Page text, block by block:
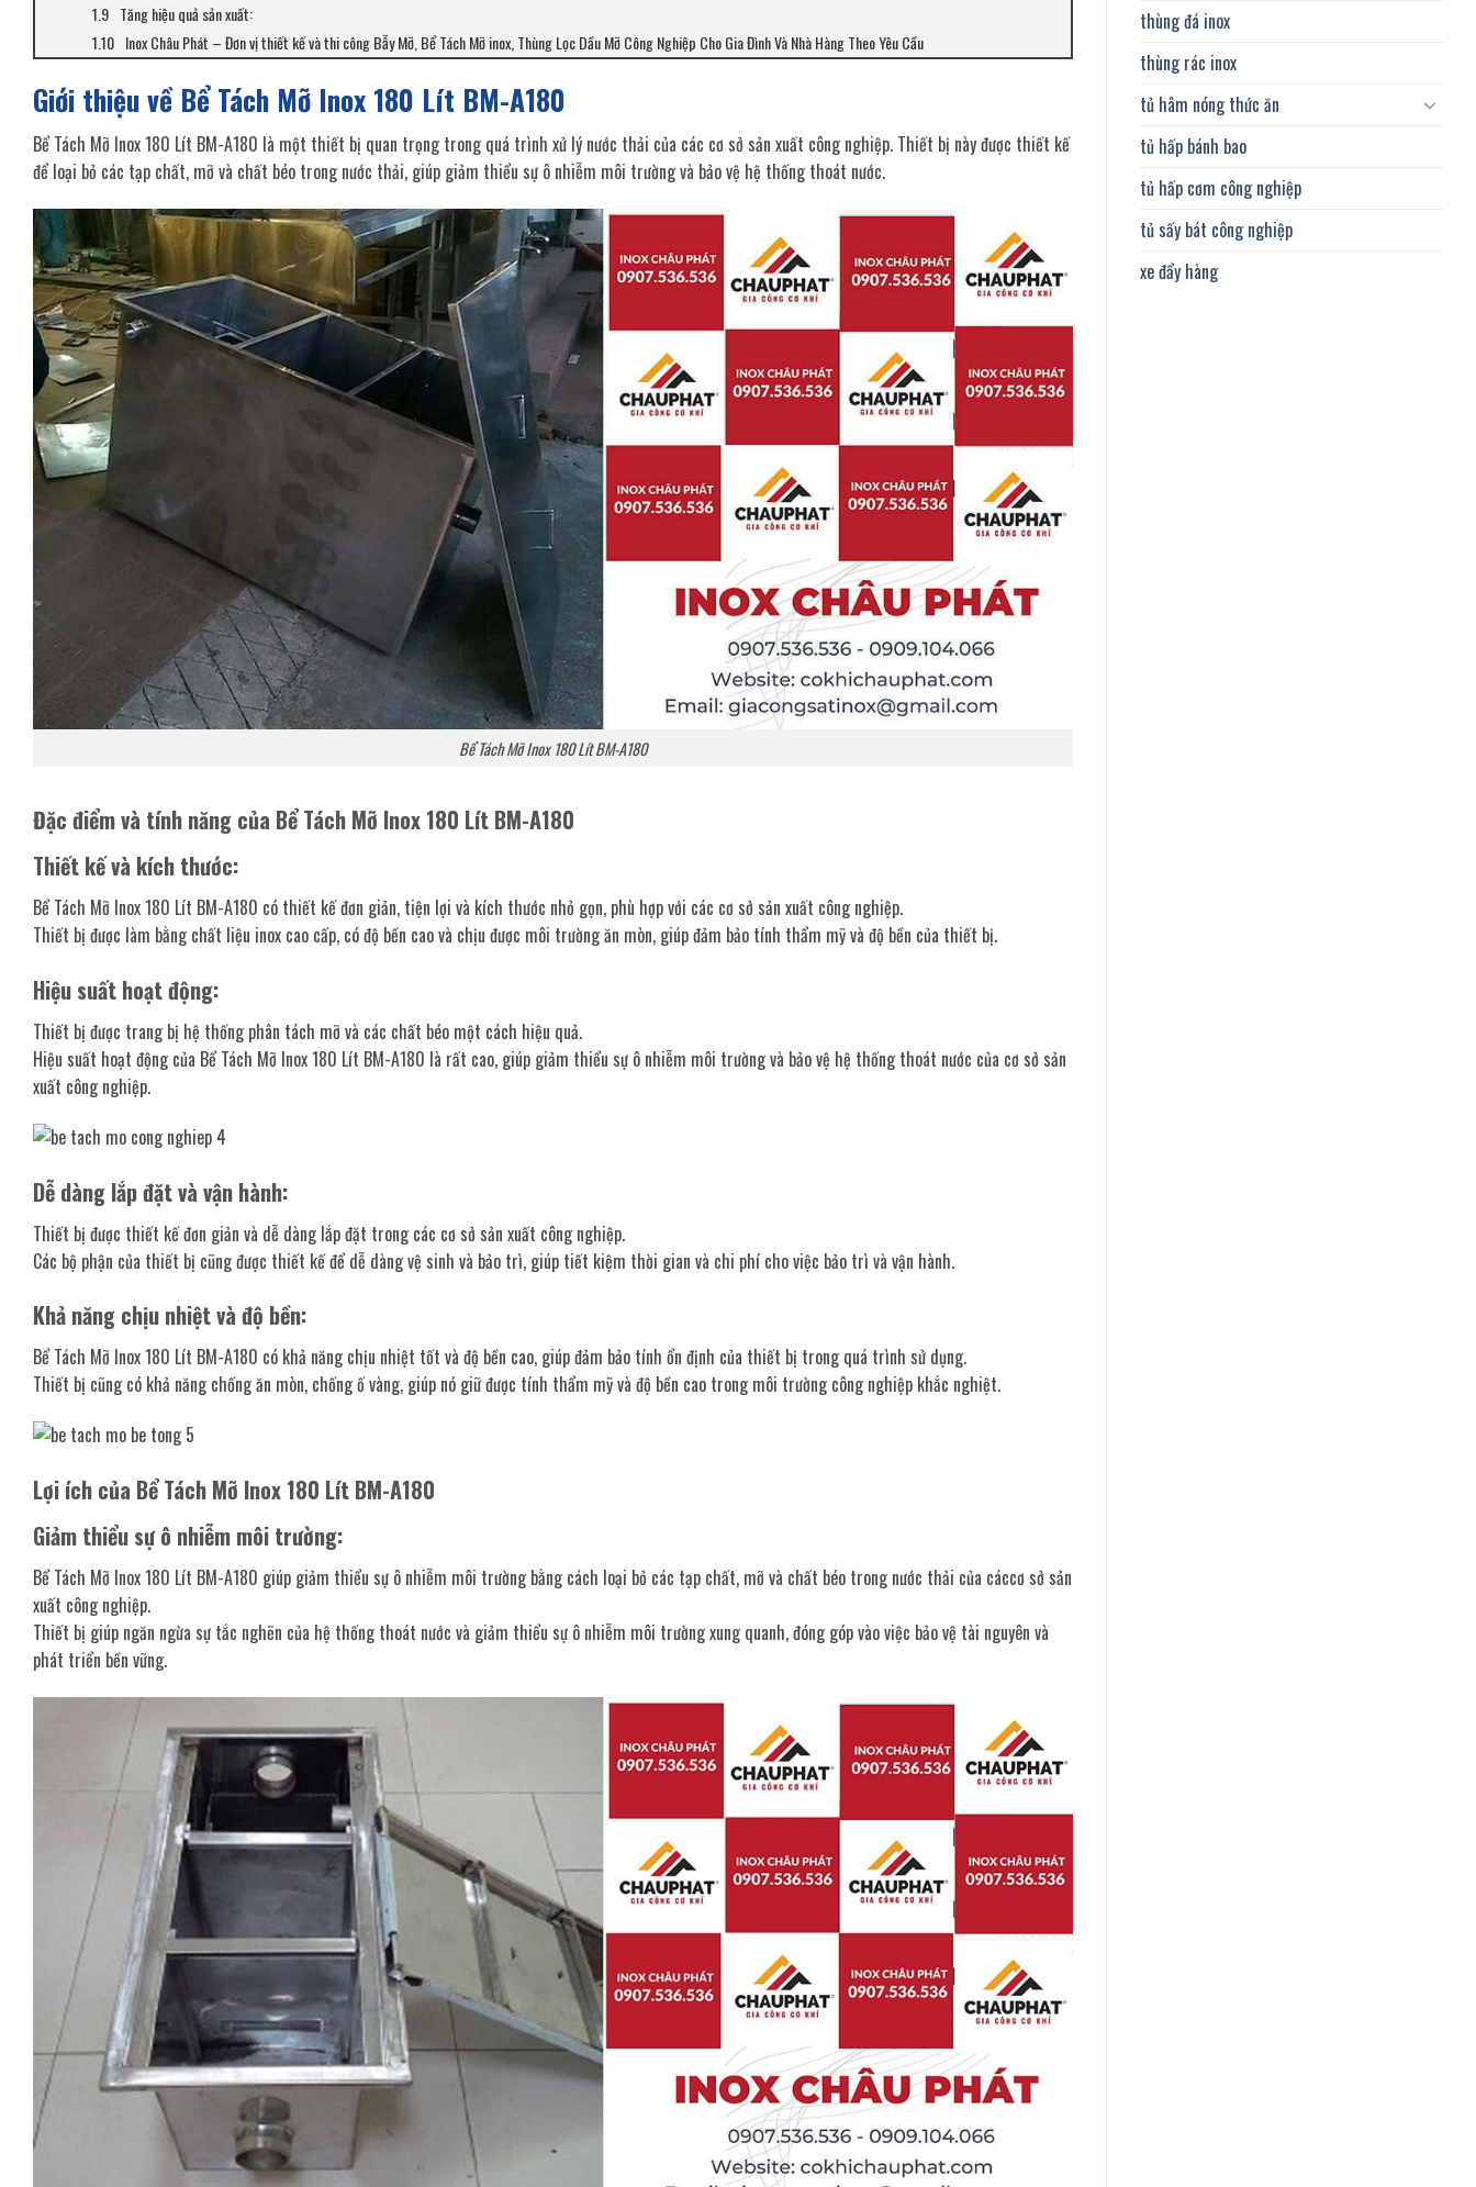
thùng đá inox
thùng rác inox
tủ hâm nóng thức ăn
tủ hấp bánh bao
tủ hấp cơm công nghiệp
tủ sấy bát công nghiệp
xe đẩy hàng
Tăng hiệu quả sản xuất:
Inox Châu Phát – Đơn vị thiết kế và thi công Bẫy Mỡ, Bể Tách Mỡ inox, Thùng Lọc Dầu Mỡ Công Nghiệp Cho Gia Đình Và Nhà Hàng Theo Yêu Cầu
Giới thiệu về Bể Tách Mỡ Inox 180 Lít BM-A180
Bể Tách Mỡ Inox 180 Lít BM-A180 là một thiết bị quan trọng trong quá trình xử lý nước thải của các cơ sở sản xuất công nghiệp. Thiết bị này được thiết kế
để loại bỏ các tạp chất, mỡ và chất béo trong nước thải, giúp giảm thiểu sự ô nhiễm môi trường và bảo vệ hệ thống thoát nước.
Bể Tách Mỡ Inox 180 Lít BM-A180
Đặc điểm và tính năng của Bể Tách Mỡ Inox 180 Lít BM-A180
Thiết kế và kích thước:
Bể Tách Mỡ Inox 180 Lít BM-A180 có thiết kế đơn giản, tiện lợi và kích thước nhỏ gọn, phù hợp với các cơ sở sản xuất công nghiệp.
Thiết bị được làm bằng chất liệu inox cao cấp, có độ bền cao và chịu được môi trường ăn mòn, giúp đảm bảo tính thẩm mỹ và độ bền của thiết bị.
Hiệu suất hoạt động:
Thiết bị được trang bị hệ thống phân tách mỡ và các chất béo một cách hiệu quả.
Hiệu suất hoạt động của Bể Tách Mỡ Inox 180 Lít BM-A180 là rất cao, giúp giảm thiểu sự ô nhiễm môi trường và bảo vệ hệ thống thoát nước của cơ sở sản
xuất công nghiệp.
Dễ dàng lắp đặt và vận hành:
Thiết bị được thiết kế đơn giản và dễ dàng lắp đặt trong các cơ sở sản xuất công nghiệp.
Các bộ phận của thiết bị cũng được thiết kế để dễ dàng vệ sinh và bảo trì, giúp tiết kiệm thời gian và chi phí cho việc bảo trì và vận hành.
Khả năng chịu nhiệt và độ bền:
Bể Tách Mỡ Inox 180 Lít BM-A180 có khả năng chịu nhiệt tốt và độ bền cao, giúp đảm bảo tính ổn định của thiết bị trong quá trình sử dụng.
Thiết bị cũng có khả năng chống ăn mòn, chống ố vàng, giúp nó giữ được tính thẩm mỹ và độ bền cao trong môi trường công nghiệp khắc nghiệt.
Lợi ích của Bể Tách Mỡ Inox 180 Lít BM-A180
Giảm thiểu sự ô nhiễm môi trường:
Bể Tách Mỡ Inox 180 Lít BM-A180 giúp giảm thiểu sự ô nhiễm môi trường bằng cách loại bỏ các tạp chất, mỡ và chất béo trong nước thải của cáccơ sở sản
xuất công nghiệp.
Thiết bị giúp ngăn ngừa sự tắc nghẽn của hệ thống thoát nước và giảm thiểu sự ô nhiễm môi trường xung quanh, đóng góp vào việc bảo vệ tài nguyên và
phát triển bền vững.